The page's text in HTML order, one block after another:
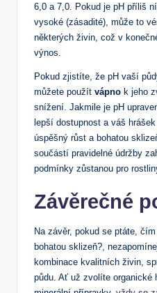
6,0 a 7,0. Pokud je pH příliš
vysoké (zásadité), může to
některých živin, což v
výnos.
Pokud zjistíte, že pH vaší
můžete použít vápno k jeho
snížení. Jakmile je pH
lepší dostupnost a váš
úspěšný růst a bohatou
součástí pravidelné údržby
podmínky zůstanou pro
Závěrečné
Na závěr, pokud se ptáte,
bohatou sklizeň?,
kombinace kvalitních živin,
půdu. Ať už zvolíte organické